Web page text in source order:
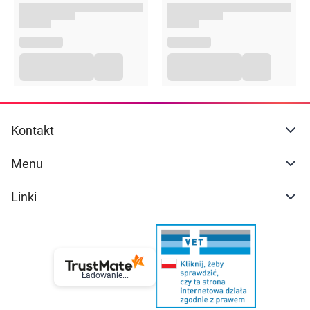
przemyślane zakupy.
Kontakt
Menu
Linki
Ładowanie...